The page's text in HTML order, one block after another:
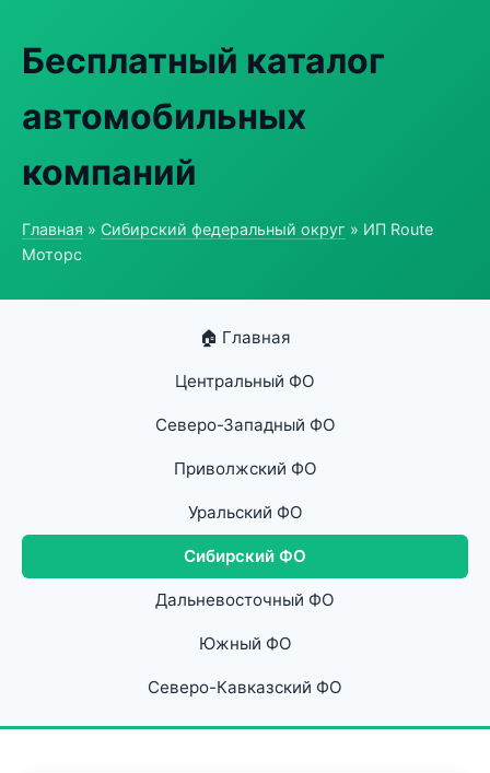
Бесплатный каталог
автомобильных
компаний
Главная » Сибирский федеральный округ » ИП Route
Моторс
🏠 Главная
Центральный ФО
Северо-Западный ФО
Приволжский ФО
Уральский ФО
Сибирский ФО
Дальневосточный ФО
Южный ФО
Северо-Кавказский ФО